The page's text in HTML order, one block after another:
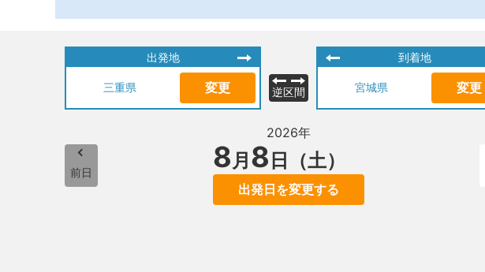
出発地
三重県 変更 逆区間
到着地
宮城県 変更
前日
2026年
8月 8 日（土）
出発日を変更する